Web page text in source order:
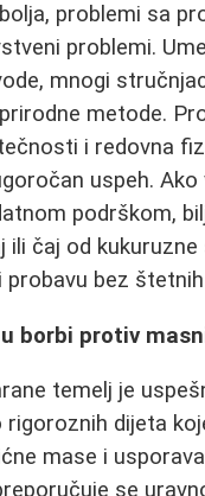
problemi sa
problemi.
mnogi
metode.
i redovna
uspeh.
podrškom,
ili čaj od kukuruzne
probavu bez
borbi protiv
temelj je
rigoroznih dijeta
mase i
se